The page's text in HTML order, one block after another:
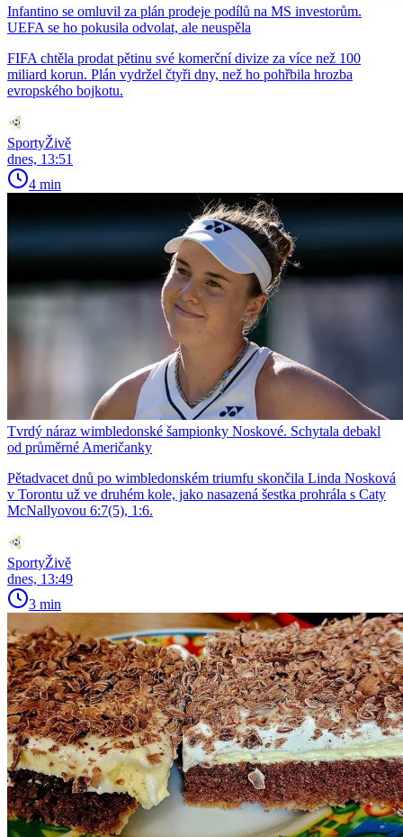
Infantino se omluvil za plán prodeje podílů na MS investorům.
UEFA se ho pokusila odvolat, ale neuspěla
FIFA chtěla prodat pětinu své komerční divize za více než 100
miliard korun. Plán vydržel čtyři dny, než ho pohřbila hrozba
evropského bojkotu.
SportyŽivě
dnes, 13:51
4 min
Tvrdý náraz wimbledonské šampionky Noskové. Schytala debakl
od průměrné Američanky
Pětadvacet dnů po wimbledonském triumfu skončila Linda Nosková
v Torontu už ve druhém kole, jako nasazená šestka prohrála s Caty
McNallyovou 6:7(5), 1:6.
SportyŽivě
dnes, 13:49
3 min